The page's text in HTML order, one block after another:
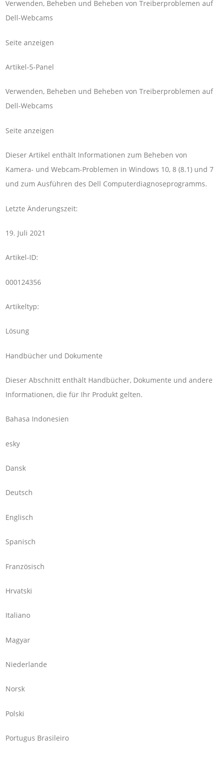
Verwenden, Beheben und Beheben von Treiberproblemen auf
Dell-Webcams
Seite anzeigen
Artikel-5-Panel
Verwenden, Beheben und Beheben von Treiberproblemen auf
Dell-Webcams
Seite anzeigen
Dieser Artikel enthält Informationen zum Beheben von
Kamera- und Webcam-Problemen in Windows 10, 8 (8.1) und 7
und zum Ausführen des Dell Computerdiagnoseprogramms.
Letzte Änderungszeit:
19. Juli 2021
Artikel-ID:
000124356
Artikeltyp:
Lösung
Handbücher und Dokumente
Dieser Abschnitt enthält Handbücher, Dokumente und andere
Informationen, die für Ihr Produkt gelten.
Bahasa Indonesien
esky
Dansk
Deutsch
Englisch
Spanisch
Französisch
Hrvatski
Italiano
Magyar
Niederlande
Norsk
Polski
Portugus Brasileiro